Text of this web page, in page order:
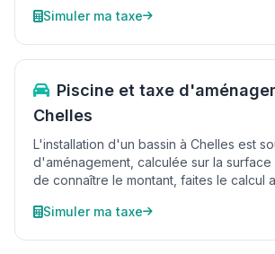
Simuler ma taxe
Piscine et taxe
Chelles
L'installation d'un bassin à Chelles est
d'aménagement, calculée sur la surface
de connaître le montant, faites le calcul
Simuler ma taxe